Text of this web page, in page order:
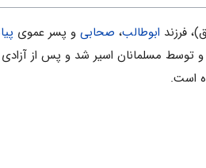
ابوطالب، صحابی و پسر عموی
توسط مسلمانان اسیر شد و پس از آزادی
است.